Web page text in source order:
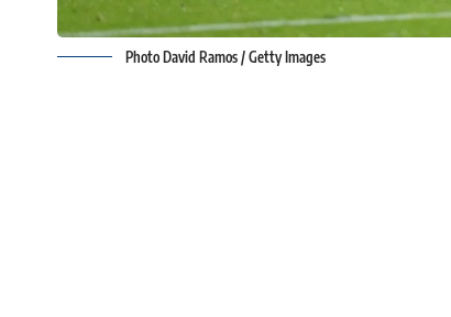
Photo David Ramos / Getty Images